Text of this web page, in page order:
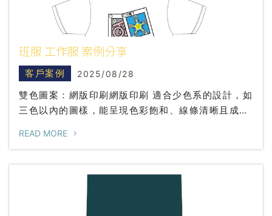
班服 工作服 案例分享
客戶案例 2025/08/28
雙色圖案：網版印刷網版印刷 適合少色系的設計，如
三色以內的圖樣，能呈現色彩飽和、線條清晰且成本
膠膜轉印 若圖案包含多色漸層、複雜細節或全彩設
訂做 客製化班服 圓T 工作服 團體服
READ MORE